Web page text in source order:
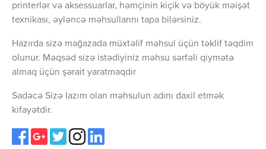
printerlər və aksessuarlar, həmçinin kiçik və böyük məişət
texnikası, əyləncə məhsullarını tapa bilərsiniz.
Hazırda sizə mağazada müxtəlif məhsul üçün təklif təqdim
olunur. Məqsəd sizə istədiyiniz məhsu sərfəli qiymətə
almaq üçün şərait yaratmaqdır
Sadəcə Sizə lazım olan məhsulun adını daxil etmək
kifayətdir.